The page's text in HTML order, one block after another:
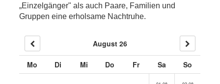
„Einzelgänger" als auch Paare, Familien und
Gruppen eine erholsame Nachtruhe.
August 26
Mo Di Mi Do Fr Sa So